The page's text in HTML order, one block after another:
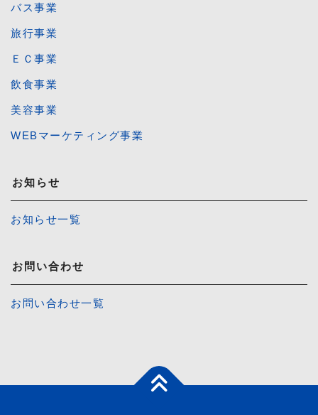
バス事業
旅行事業
ＥＣ事業
飲食事業
美容事業
WEBマーケティング事業
お知らせ
お知らせ一覧
お問い合わせ
お問い合わせ一覧